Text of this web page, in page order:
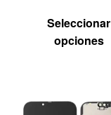
Seleccionar
opciones